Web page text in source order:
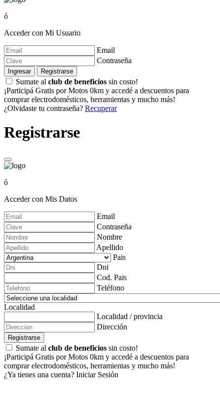
ó
Acceder con Mi Usuario
Email
Contraseña
Ingresar Registrarse
Sumate al club de beneficios sin costo!
¡Participá Gratis por Motos 0km y accedé a descuentos para
comprar electrodomésticos, herramientas y mucho más!
¿Olvidaste tu contraseña? Recuperar
Registrarse
ó
Acceder con Mis Datos
Email
Contraseña
Nombre
Apellido
Pais
Dni
Cod. Pais
Teléfono
Localidad
Localidad / provincia
Dirección
Registrarse
Sumate al club de beneficios sin costo!
¡Participá Gratis por Motos 0km y accedé a descuentos para
comprar electrodomésticos, herramientas y mucho más!
¿Ya tienes una cuenta? Iniciar Sesión